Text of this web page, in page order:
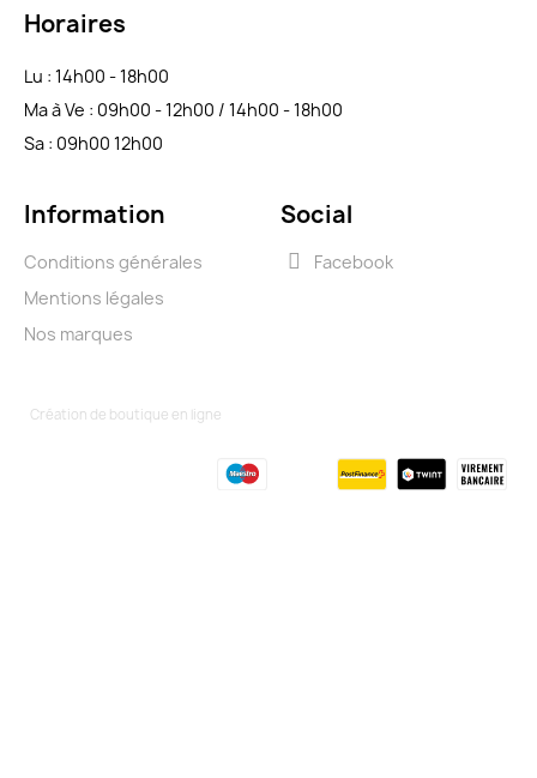
Horaires
Lu : 14h00 - 18h00
Ma à Ve : 09h00 - 12h00 / 14h00 - 18h00
Sa : 09h00 12h00
Information
Conditions générales
Mentions légales
Nos marques
Social
Facebook
Création de boutique en ligne